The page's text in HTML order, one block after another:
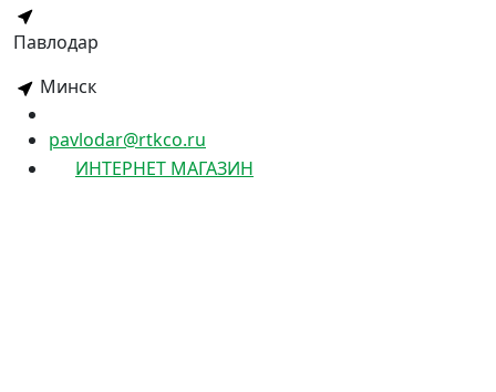
Павлодар
Минск
pavlodar@rtkco.ru
ИНТЕРНЕТ МАГАЗИН